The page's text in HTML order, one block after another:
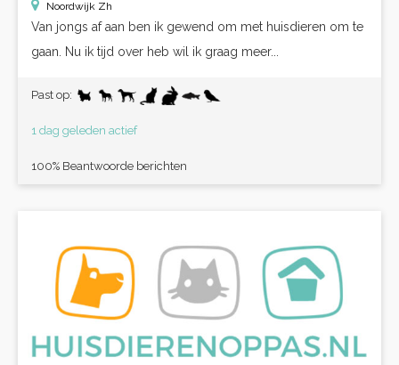
Noordwijk Zh
Van jongs af aan ben ik gewend om met huisdieren om te
gaan. Nu ik tijd over heb wil ik graag meer...
Past op:
1 dag geleden actief
100% Beantwoorde berichten